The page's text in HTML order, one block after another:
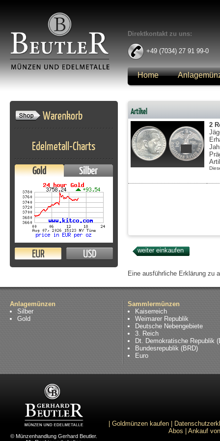
Direktkontakt zu uns:
+49 (7034) 27 91 99-0
Home
Warenkorb
Edelmetall-Charts
Gold Silber
EUR USD
Artikel
2
Eine ausführliche Erklärung zu
Anlagemünzen
Silber
Gold
Sammlermünzen
Kaiserreich
Weimarer Republik
Deutsche Nebengebiete
3. Reich
Dt. Demokratische Republik
Bundesrepublik (BRD)
Euro
© Münzenhandlung Gerhard Beutler.
Goldmünzen kaufen
Abos
Ankauf